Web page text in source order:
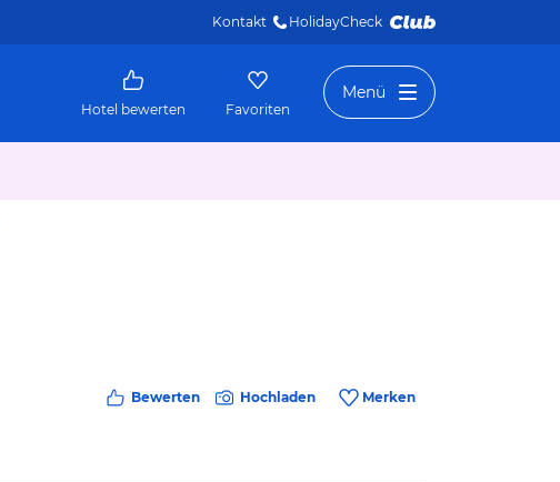
Kontakt HolidayCheck
Hotel bewerten Favoriten
Menü
Bewerten Hochladen Merken